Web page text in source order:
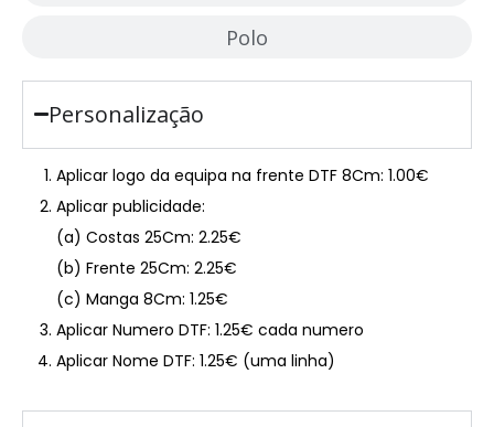
Polo
Personalização
Aplicar logo da equipa na frente DTF 8Cm: 1.00€
Aplicar publicidade:
(a) Costas 25Cm: 2.25€
(b) Frente 25Cm: 2.25€
(c) Manga 8Cm: 1.25€
Aplicar Numero DTF: 1.25€ cada numero
Aplicar Nome DTF: 1.25€ (uma linha)